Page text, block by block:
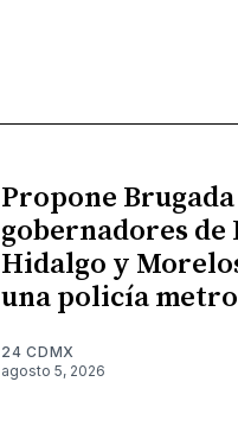
Propone Brugada
gobernadores de
Hidalgo y
una policía
24 CDMX
agosto 5, 2026